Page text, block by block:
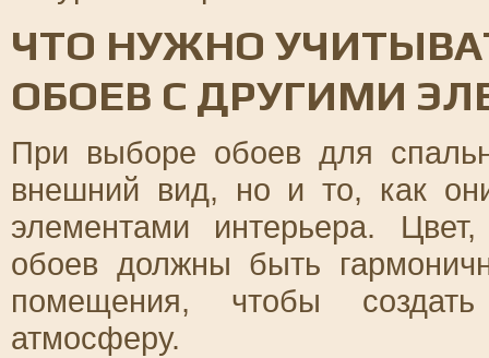
ЧТО НУЖНО
ОБОЕВ С ДРУГИМИ
При выборе обоев для
внешний вид, но и то, как
элементами интерьера.
обоев должны быть
помещения, чтобы
атмосферу.